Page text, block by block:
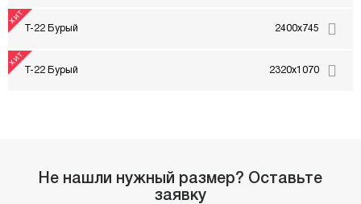
Т-22 Бурый 2400x745
Т-22 Бурый 2320x1070
Не нашли нужный размер? Оставьте
заявку